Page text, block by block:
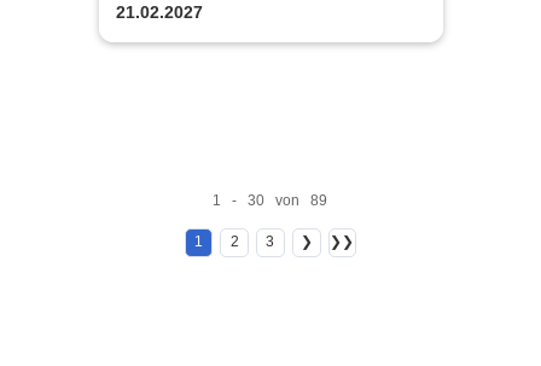
21.02.2027
1 - 30 von 89
1 2 3 ❯ ❯❯